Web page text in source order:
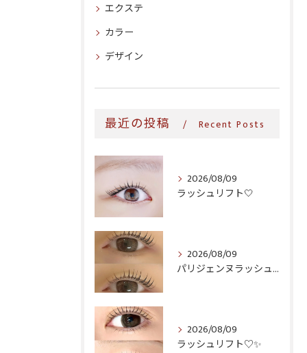
エクステ
カラー
デザイン
最近の投稿 Recent Posts
2026/08/09
ラッシュリフト‎🤍
2026/08/09
パリジェンヌラッシュリフト♪
2026/08/09
ラッシュリフト♡✨